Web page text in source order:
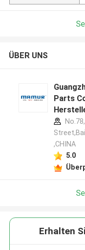
ÜBER UNS
Parts
,CHINA
5.0
Erhalten